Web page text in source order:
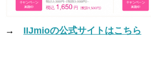
→ IIJmioの公式サイトはこちら